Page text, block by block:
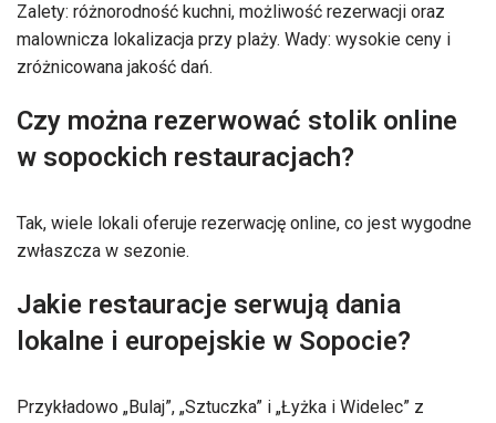
Zalety: różnorodność kuchni, możliwość rezerwacji oraz
malownicza lokalizacja przy plaży. Wady: wysokie ceny i
zróżnicowana jakość dań.
Czy można rezerwować stolik online
w sopockich restauracjach?
Tak, wiele lokali oferuje rezerwację online, co jest wygodne
zwłaszcza w sezonie.
Jakie restauracje serwują dania
lokalne i europejskie w Sopocie?
Przykładowo „Bulaj”, „Sztuczka” i „Łyżka i Widelec” z